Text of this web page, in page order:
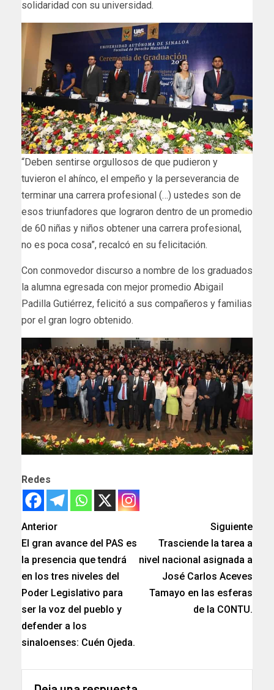
solidaridad con su universidad.
“Deben sentirse orgullosos de que pudieron y
tuvieron el ahínco, el empeño y la perseverancia de
terminar una carrera profesional (…) ustedes son de
esos triunfadores que lograron dentro de un promedio
de 60 niñas y niños obtener una carrera profesional,
no es poca cosa”, recalcó en su felicitación.
Con conmovedor discurso a nombre de los graduados
la alumna egresada con mejor promedio Abigail
Padilla Gutiérrez, felicitó a sus compañeros y familias
por el gran logro obtenido.
Redes
Anterior
El gran avance del PAS es
la presencia que tendrá
en los tres niveles del
Poder Legislativo para
ser la voz del pueblo y
defender a los
sinaloenses: Cuén Ojeda.
Siguiente
Trasciende la tarea a
nivel nacional asignada a
José Carlos Aceves
Tamayo en las esferas
de la CONTU.